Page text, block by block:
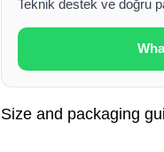
Teknik destek ve doğru
Size and packaging